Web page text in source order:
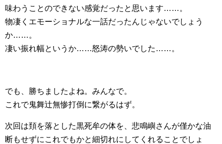
味わうことのできない感覚だったと思います……。
物凄くエモーショナルな一話だったんじゃないでしょう
か……。
凄い振れ幅というか……怒涛の勢いでした……。
でも、勝ちましたよね。みんなで。
これで鬼舞辻無惨打倒に繋がるはず。
次回は頚を落とした黒死牟の体を、悲鳴嶼さんが僅かな油
断もせずにこれでもかと細切れにしてくれることでしょ